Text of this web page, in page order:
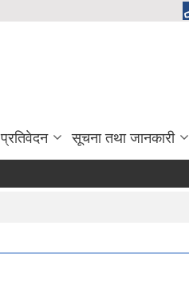
प्रतिवेदन सूचना तथा जानकारी